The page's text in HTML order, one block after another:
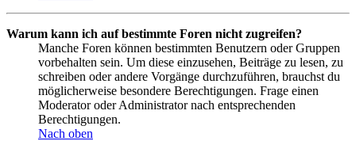
Warum kann ich auf bestimmte Foren nicht zugreifen?
Manche Foren können bestimmten Benutzern oder Gruppen
vorbehalten sein. Um diese einzusehen, Beiträge zu lesen, zu
schreiben oder andere Vorgänge durchzuführen, brauchst du
möglicherweise besondere Berechtigungen. Frage einen
Moderator oder Administrator nach entsprechenden
Berechtigungen.
Nach oben